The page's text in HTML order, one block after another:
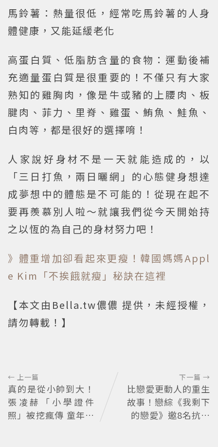
馬鈴薯：熱量很低，經常吃馬鈴薯的人身
體健康，又能延緩老化
高蛋白質、低脂肪含量的食物：運動後補
充適量蛋白質是很重要的！不僅只有大家
熟知的雞胸肉，像是牛或豬的上腰肉、板
腱肉、菲力、里脊、雞蛋、鮪魚、鮭魚、
白肉等，都是很好的選擇唷！
人家說好身材不是一天就能造成的，以
「三日打魚，兩日曬網」的心態健身想達
成夢想中的體態是不可能的！從現在起不
要再羨慕別人啦～就讓我們從今天開始持
之以恆的為自己的身材努力吧！
》體重增加卻看起來更瘦！韓國媽媽Appl
e Kim「不挨餓就瘦」秘訣在這裡
【本文由Bella.tw儂儂 提供，未經授權，
請勿轉載！】
← 上一篇
真的是從小帥到大！
張凌赫「小學證件
照」被挖瘋傳 童年到
下一篇 →
比戀愛更動人的重生
故事！戀綜《我剩下
的戀愛》邀8名抗病